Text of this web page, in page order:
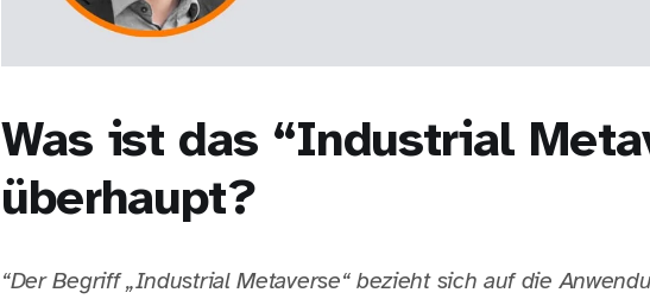
Was ist das “Industrial
überhaupt?
“Der Begriff „Industrial Metaverse“ bezieht sich auf die